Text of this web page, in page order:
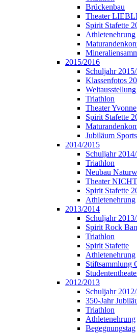
Brückenbau
Theater
Spirit Stafette
Athletenehrung
2015/2016
Schuljahr
Klassenfotos
Triathlon
Theater Yvonne
Spirit Stafette
Jubiläum
2014/2015
Schuljahr
Triathlon
Neubau
Theater
Spirit Stafette
Athletenehrung
2013/2014
Schuljahr
Spirit Rock
Triathlon
Spirit Stafette
Athletenehrung
Stiftsammlung
2012/2013
Schuljahr
350-Jahr
Triathlon
Athletenehrung
Begegnungstag